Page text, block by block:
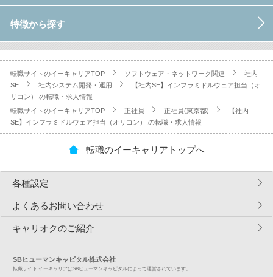
特徴から探す
転職サイトのイーキャリアTOP ソフトウェア・ネットワーク関連
社内
SE
社内システム開発・運用
【社内SE】インフラミドルウェア担当（オ
リコン）.の転職・求人情報
転職サイトのイーキャリアTOP
正社員 正社員(東京都)
【社内
SE】インフラミドルウェア担当（オリコン）.の転職・求人情報
転職のイーキャリアトップへ
各種設定
よくあるお問い合わせ
キャリオクのご紹介
SBヒューマンキャピタル株式会社
転職サイト イーキャリアはSBヒューマンキャピタルによって運営されています。